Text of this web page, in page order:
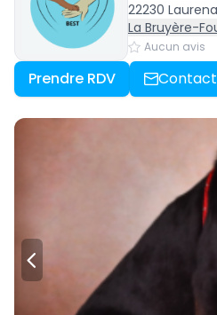
22230
La Bruyère-
Aucun avis
Prendre RDV